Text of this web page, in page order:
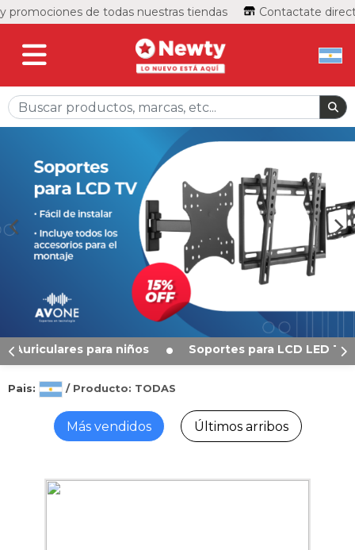
de todas nuestras tiendas Contactate directo
Soportes para LCD LED TV Parlantes para
Pais: / Producto: TODAS
Más vendidos Últimos arribos